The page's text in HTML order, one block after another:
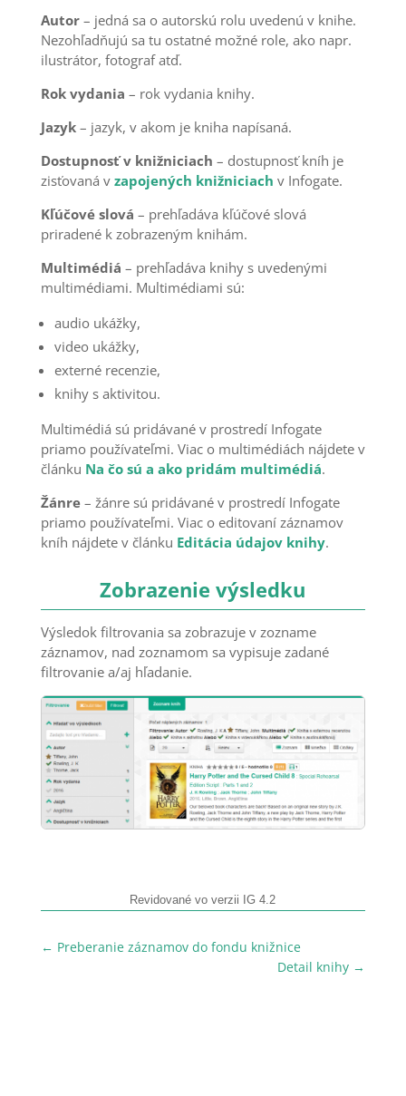
Autor– jedná sa o autorskú rolu uvedenú v knihe.
Nezohľadňujú sa tu ostatné možné role, ako napr.
ilustrátor, fotograf atď.
Rok vydania – rok vydania knihy.
Jazyk– jazyk, v akom je kniha napísaná.
Dostupnosť v knižniciach – dostupnosť kníh je
zisťovaná v zapojených knižniciach v Infogate.
Kľúčové slová – prehľadáva kľúčové slová
priradené k zobrazeným knihám.
Multimédiá – prehľadáva knihy s uvedenými
multimédiami. Multimédiami sú:
audio ukážky,
video ukážky,
externé recenzie,
knihy s aktivitou.
Multimédiá sú pridávané v prostredí Infogate
priamo používateľmi. Viac o multimédiách nájdete v
článku Na čo sú a ako pridám multimédiá.
Žánre– žánre sú pridávané v prostredí Infogate
priamo používateľmi. Viac o editovaní záznamov
kníh nájdete v článku Editácia údajov knihy.
Zobrazenie výsledku
Výsledok filtrovania sa zobrazuje v zozname
záznamov, nad zoznamom sa vypisuje zadané
filtrovanie a/aj hľadanie.
Revidované vo verzii IG 4.2
← Preberanie záznamov do fondu knižnice
Detail knihy →